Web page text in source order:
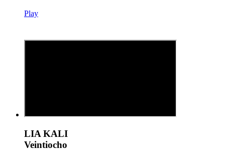
Play
LIA KALI
Veintiocho